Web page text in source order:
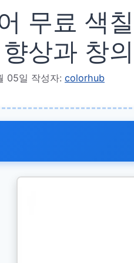
무료 색
상과 창
05일 작성자: colorhub